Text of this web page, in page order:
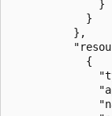
              }
            }
          },
            {